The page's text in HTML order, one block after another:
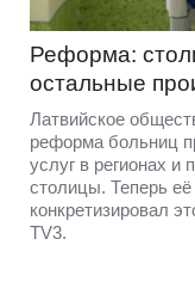
Реформа:
остальные
Латвийское
реформа больниц
услуг в регионах и
столицы. Теперь
конкретизировал
TV3.